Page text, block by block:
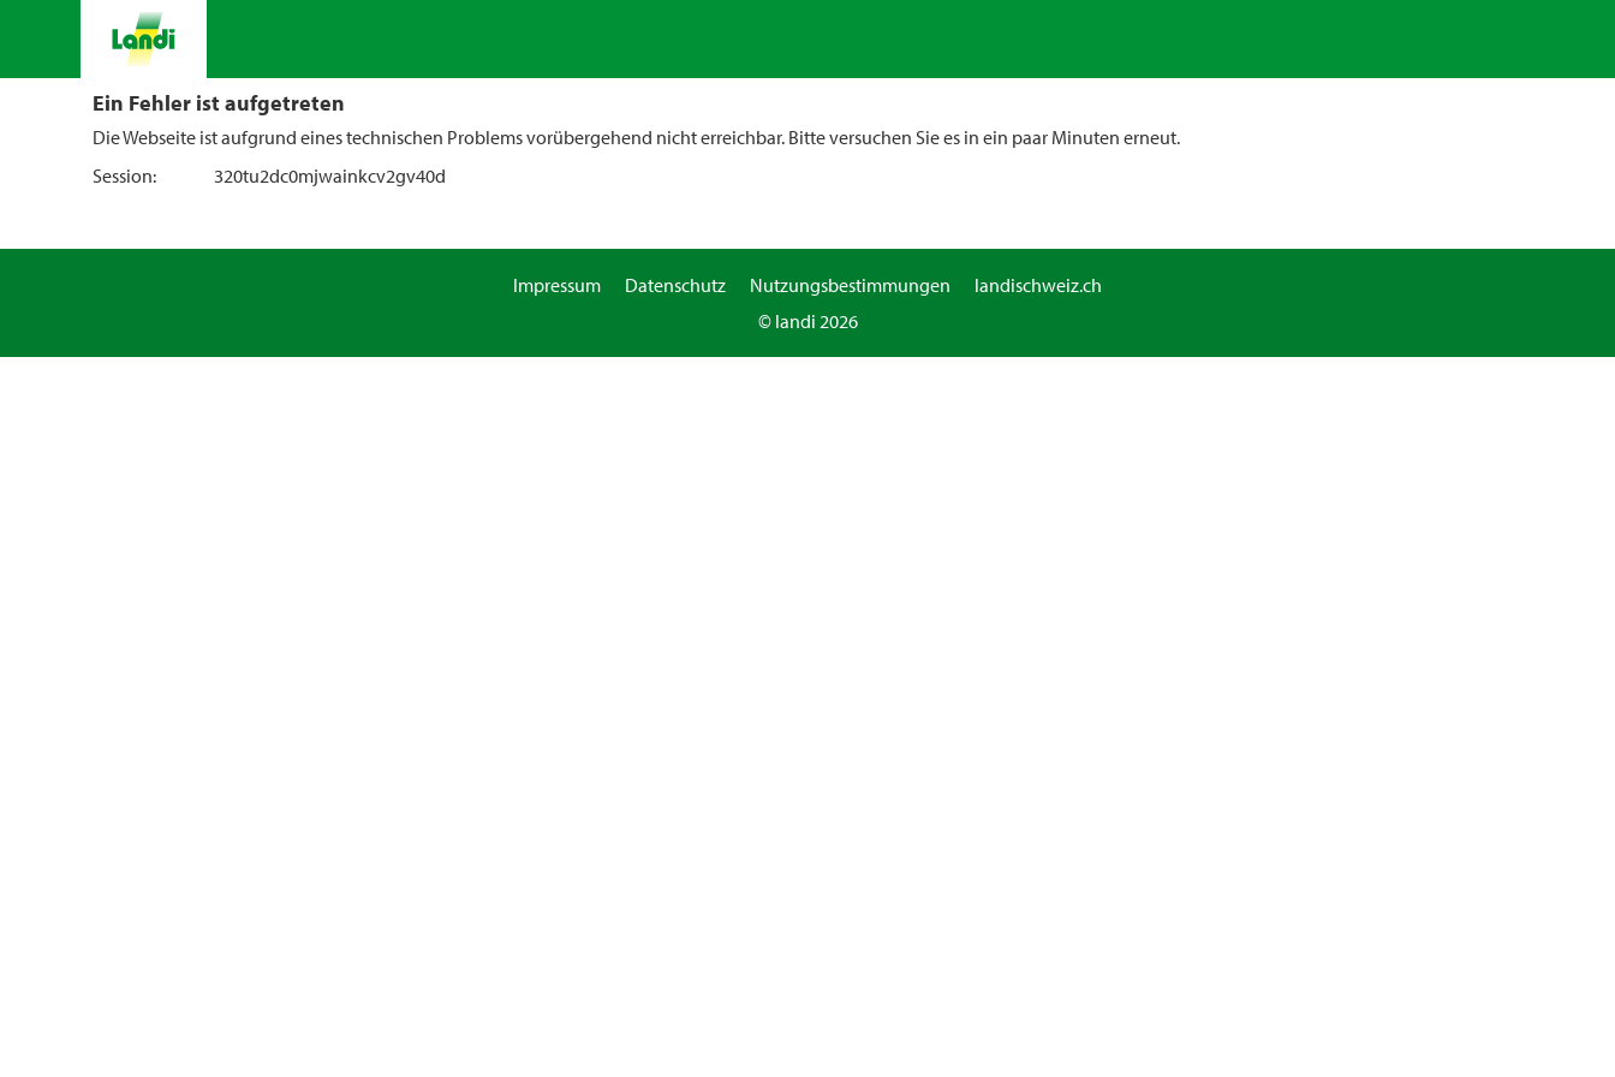
Ein Fehler ist aufgetreten
Die Webseite ist aufgrund eines technischen Problems vorübergehend nicht erreichbar. Bitte versuchen Sie es in ein paar Minuten erneut.
Session:
320tu2dc0mjwainkcv2gv40d
Impressum Datenschutz Nutzungsbestimmungen
landischweiz.ch
© landi 2026